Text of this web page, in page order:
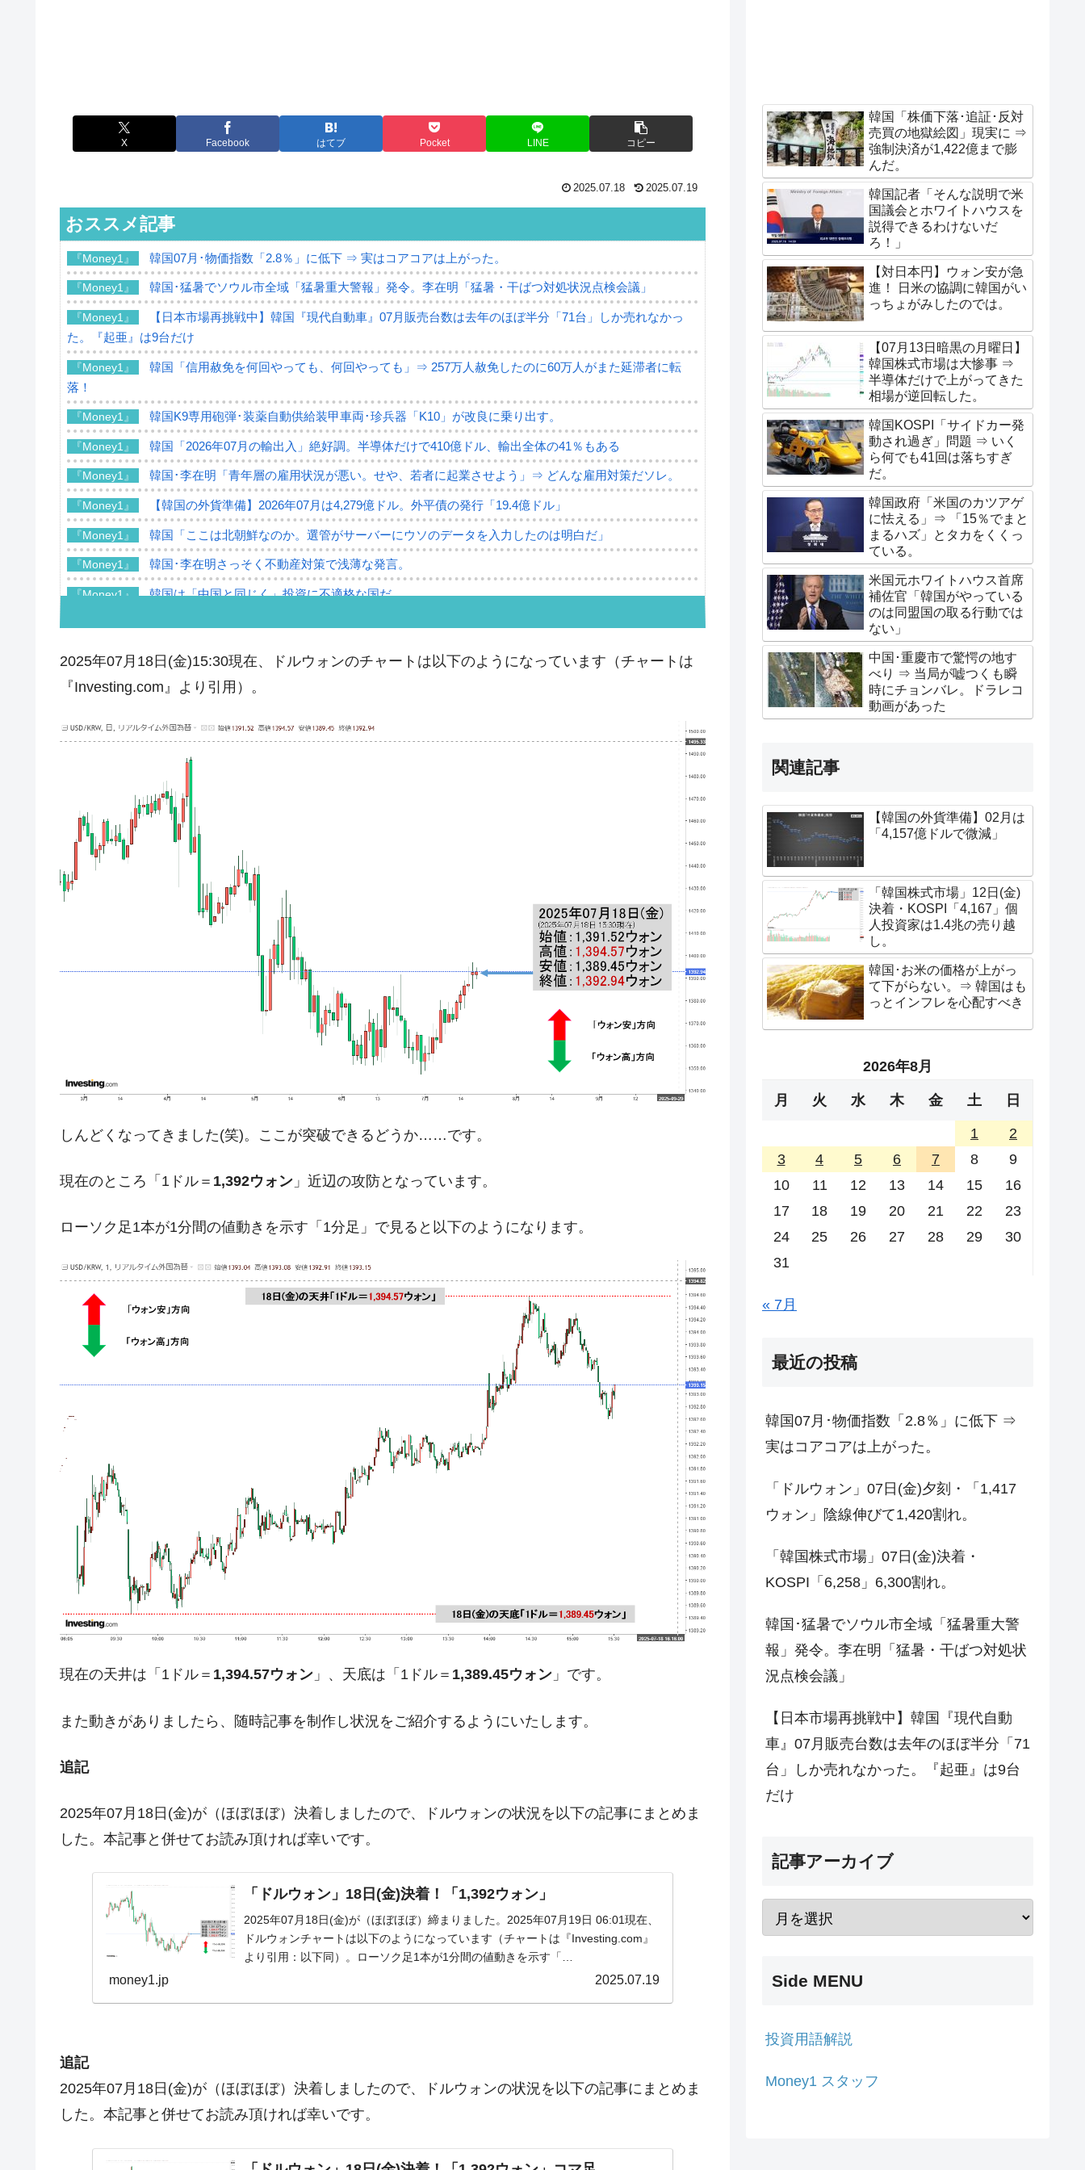
X Facebook はてブ Pocket LINE コピー
2025.07.18 2025.07.19
おススメ記事
『Money1』 韓国07月･物価指数「2.8％」に低下 ⇒ 実はコアコアは上がった。
『Money1』 韓国･猛暑でソウル市全域「猛暑重大警報」発令。李在明「猛暑・干ばつ対処状況点検会議」
『Money1』
【日本市場再挑戦中】韓国『現代自動車』07月販売台数は去年のほぼ半分「71台」しか売れなかっ
た。『起亜』は9台だけ
『Money1』
韓国「信用赦免を何回やっても、何回やっても」⇒ 257万人赦免したのに60万人がまた延滞者に転
落！
『Money1』 韓国K9専用砲弾･装薬自動供給装甲車両･珍兵器「K10」が改良に乗り出す。
『Money1』 韓国「2026年07月の輸出入」絶好調。半導体だけで410億ドル、輸出全体の41％もある
『Money1』 韓国･李在明「青年層の雇用状況が悪い。せや、若者に起業させよう」⇒ どんな雇用対策だソレ。
『Money1』 【韓国の外貨準備】2026年07月は4,279億ドル。外平債の発行「19.4億ドル」
『Money1』 韓国「ここは北朝鮮なのか。選管がサーバーにウソのデータを入力したのは明白だ」
『Money1』 韓国･李在明さっそく不動産対策で浅薄な発言。
『Money1』 韓国は「中国と同じく」投資に不適格な国だ。
『Money1』 韓国･外為取引量「1日当たり1,214.4億ドル」まで拡大 ⇒ 海外資金の動きに強く左右される状態
『Money1』 韓国･帰ってきた李在明。李在明を支持しない「50.5％」に上昇
壟断
韓国･警察職員が「丸刈りになって抗議活動」
中国だけが鉄鋼輸出を異常増加させる ⇒ 中国の過剰生産が世界を蝕む。
『Money1』 韓国製造業「半導体絶好調」のウラで他業種は全般的「不調」⇒ PSIが示す現況は決して良くない。
『Money1』 【米韓激突案件】韓国消費者院が『クーパン』1人当たり賠償10万ウォンを認定 ⇒ 総額3兆7,000億
『Money1』 韓国で猛暑。南東部では干ばつ
韓国型イージス搭載の次世代駆逐艦「KDDX」1番艦、2032年竣工と公示
【対日本円】ウォン安が急進！ 日米の協調に韓国がいっちょがみしたのでは。
『Money1』
韓国政府『BYD』車への補助金を全廃 ⇒ 実は韓国で『BYD』車は売れている。6カ月で対前年同期比
在韓米国大使スティールが着韓！⇒ さっそく空港に詰めかけ「出て行け！」「極右勢力」のプラカー
韓国政府「2035年までに18.4GW規模のAIデータセンター整備」⇒ だから無理だってば。
『Money1』 JPモルガン「韓国レバレッジETFの清算はほぼ終わった」
『Money1』 韓国『国民年金公団』株価暴落で200兆蒸発。
『Money1』 韓国「橋が落ちました」⇒ 耐久性「なさすぎ」では。
する差別。許してはおかぬ
『Money1』 韓国ボンクラ政策室長･金容範、株価暴落に他人事のような発言。
『Money1』 韓国半導体『SKハイニックス』2026年2Qの業績「史上最高益」当期純利益は前年同期比13.4倍に。
『Money1』 韓国･加徳島新国際空港「またも暗礁」の危機 ⇒ 10.7兆では損が出るからできない。
『Money1』
【速報】韓国株式市場の暴落・本日07月29日(水)もサイドカー・サーキットブレイカーの二段コンボ
IT産業は人を雇用する効果は低い。全産業の半分未満しか雇用を生まない
日本の誇る海洋資源調査船『白嶺』は先進技術の塊！
Fact1 夏の甲子園、優勝校を最も多く輩出している都道府県とは？
Fact1 今話題の「楽天ライオンズ」とは？
Fact1 奇跡の毛色「白毛馬」とは？
Fact1 全て勝つといくら？ 競馬GI競走で勝利騎手がもらえる賞金とは？
Fact1 平成仮面ライダーの意外すぎるモチーフとは？
Fact1 発表から2日で大崩壊、鳴かず飛ばずに終わりそうなスーパーリーグとは？
Fact1 日本人マスターズ挑戦の歴史。松山以前に最高位だった選手とは？
Fact1 セレクトセールの高額取引馬が稼いだ金額とは？
2025年07月18日(金)15:30現在、ドルウォンのチャートは以下のようになっています（チャートは
『Investing.com』より引用）。
しんどくなってきました(笑)。ここが突破できるどうか……です。
現在のところ「1ドル＝ 1,392ウォン 」近辺の攻防となっています。
ローソク足1本が1分間の値動きを示す「1分足」で見ると以下のようになります。
現在の天井は「1ドル＝ 1,394.57ウォン 」、天底は「1ドル＝ 1,389.45ウォン 」です。
また動きがありましたら、随時記事を制作し状況をご紹介するようにいたします。
追記
2025年07月18日(金)が（ほぼほぼ）決着しましたので、ドルウォンの状況を以下の記事にまとめま
した。本記事と併せてお読み頂ければ幸いです。
「ドルウォン」18日(金)決着！「1,392ウォン」
2025年07月18日(金)が（ほぼほぼ）締まりました。2025年07月19日 06:01現在、
ドルウォンチャートは以下のようになっています（チャートは『Investing.com』
より引用：以下同）。ローソク足1本が1分間の値動きを示す「…
money1.jp 2025.07.19
追記
2025年07月18日(金)が（ほぼほぼ）決着しましたので、ドルウォンの状況を以下の記事にまとめま
した。本記事と併せてお読み頂ければ幸いです。
韓国「株価下落･追証･反対
売買の地獄絵図」現実に ⇒
強制決済が1,422億まで膨
んだ。
韓国記者「そんな説明で米
国議会とホワイトハウスを
説得できるわけないだ
ろ！」
【対日本円】ウォン安が急
進！ 日米の協調に韓国がい
っちょがみしたのでは。
【07月13日暗黒の月曜日】
韓国株式市場は大惨事 ⇒
半導体だけで上がってきた
相場が逆回転した。
韓国KOSPI「サイドカー発
動され過ぎ」問題 ⇒ いく
ら何でも41回は落ちすぎ
だ。
韓国政府「米国のカツアゲ
に怯える」⇒ 「15％でまと
まるハズ」とタカをくくっ
ている。
米国元ホワイトハウス首席
補佐官「韓国がやっている
のは同盟国の取る行動では
ない」
中国･重慶市で驚愕の地す
べり ⇒ 当局が嘘つくも瞬
時にチョンバレ。ドラレコ
動画があった
関連記事
【韓国の外貨準備】02月は
「4,157億ドルで微減」
「韓国株式市場」12日(金)
決着・KOSPI「4,167」個
人投資家は1.4兆の売り越
し。
韓国･お米の価格が上がっ
て下がらない。⇒ 韓国はも
っとインフレを心配すべき
2026年8月
月 火 水 木 金 土 日
1
2
3
4 5 6 7 8
9
10
11 12 13 14 15
16
17
18 19 20 21 22
23
24
25 26 27 28 29
30
31
« 7月
最近の投稿
韓国07月･物価指数「2.8％」に低下 ⇒
実はコアコアは上がった。
「ドルウォン」07日(金)夕刻・「1,417
ウォン」陰線伸びて1,420割れ。
「韓国株式市場」07日(金)決着・
KOSPI「6,258」6,300割れ。
韓国･猛暑でソウル市全域「猛暑重大警
報」発令。李在明「猛暑・干ばつ対処状
況点検会議」
【日本市場再挑戦中】韓国『現代自動
車』07月販売台数は去年のほぼ半分「71
台」しか売れなかった。『起亜』は9台
だけ
記事アーカイブ
Side MENU
投資用語解説
Money1 スタッフ